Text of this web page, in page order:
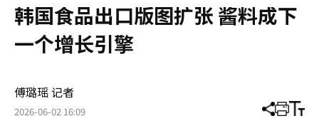
韩国食品出口版图扩张 酱料成下
一个增长引擎
傅璐瑶 记者
2026-06-02 16:09 分 打 调